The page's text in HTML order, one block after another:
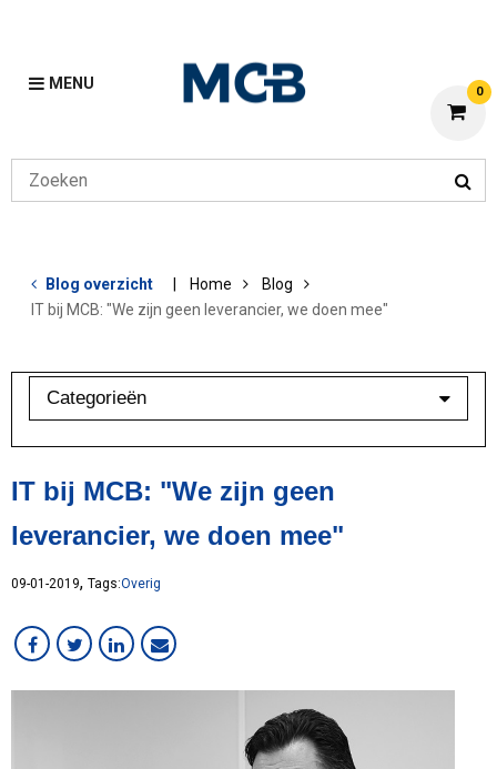
MENU 0
Blog overzicht Home
Blog
IT bij MCB: "We zijn geen leverancier, we doen mee"
Categorieën
Klant in beeld
MVO
Overig
IT bij MCB: "We zijn geen
leverancier, we doen mee"
09-01-2019, Tags:Overig